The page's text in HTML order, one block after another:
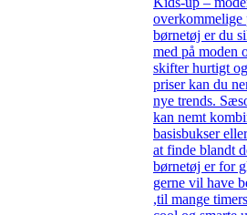
børnetøj er du
med på moden
skifter hurtigt
priser kan du
nye trends.
kan nemt
basisbukser
at finde blandt
børnetøj er for
gerne vil have
,til mange